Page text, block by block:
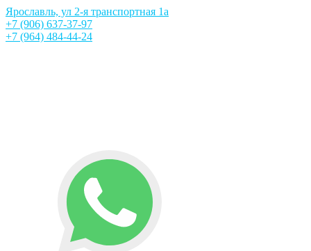
Ярославль, ул 2-я транспортная 1а
+7 (906) 637-37-97
+7 (964) 484-44-24